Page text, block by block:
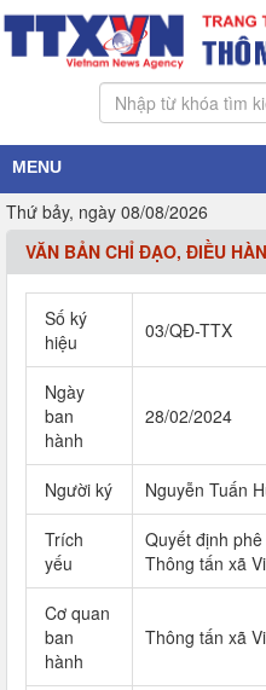
MENU
Thứ bảy, ngày 08/08/2026
VĂN BẢN CHỈ ĐẠO, ĐIỀU
Số ký
hiệu
03/QĐ-TTX
Ngày
ban
hành
28/02/2024
Người ký Nguyễn Tuấn
Trích
yếu
Quyết định
Thông tấn xã
Cơ quan
ban
hành
Thông tấn xã